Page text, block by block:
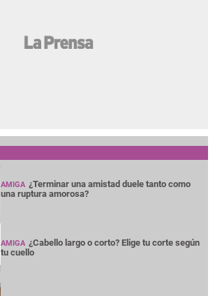
AMIGA ¿Terminar una amistad duele tanto como
una ruptura amorosa?
AMIGA ¿Cabello largo o corto? Elige tu corte según
tu cuello